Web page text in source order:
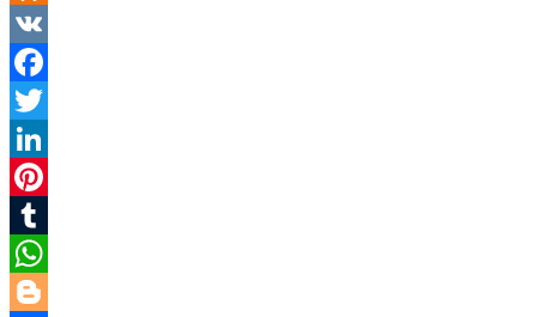
Odnoklassniki
VK
Facebook
Twitter
LinkedIn
Pinterest
Tumblr
WhatsApp